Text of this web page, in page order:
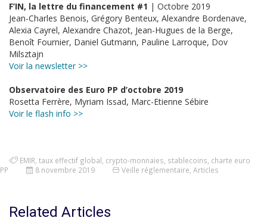
F’IN, la lettre du financement #1 | Octobre 2019
Jean-Charles Benois, Grégory Benteux, Alexandre Bordenave,
Alexia Cayrel, Alexandre Chazot, Jean-Hugues de la Berge,
Benoît Fournier, Daniel Gutmann, Pauline Larroque, Dov
Milsztajn
Voir la newsletter >>
Observatoire des Euro PP d’octobre 2019
Rosetta Ferrère, Myriam Issad, Marc-Etienne Sébire
Voir le flash info >>
EMIR taux effectif global crypto-monnaies stablecoins charte euro
PP
8 novembre 2019 Veille réglementaire Articles
Related Articles